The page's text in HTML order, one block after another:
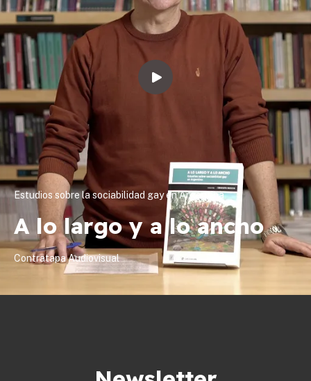
Estudios sobre la sociabilidad gay en Argentina
A lo largo y a lo ancho
Contratapa Audiovisual